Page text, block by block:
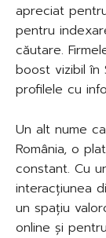
apreciat
pentru
căutare.
boost vizibil în
profilele cu
Un alt nume
România, o
constant. Cu
interacțiunea
un spațiu
online și